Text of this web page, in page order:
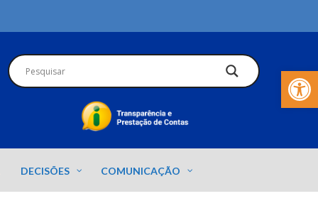
Barra de
DECISÕES COMUNICAÇÃO